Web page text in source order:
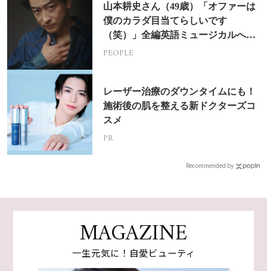
山本耕史さん（49歳）「オファーは
僕のカラダ目当てらしいです
（笑）」全編英語ミュージカルへの
挑戦
PEOPLE
レーザー治療のダウンタイムにも！
施術後の肌を整える新ドクターズコ
スメ
PR
Recommended by
MAGAZINE
一生元気に！自愛ビューティ